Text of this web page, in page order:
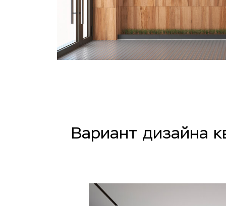
Вариант дизайна